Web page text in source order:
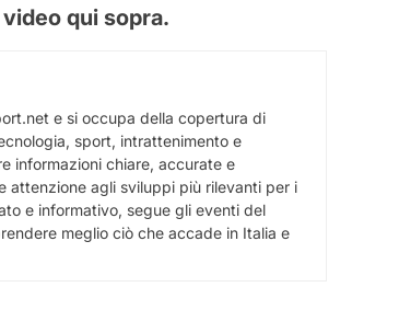
qui sopra.
e si occupa della copertura di
sport, intrattenimento e
informazioni chiare, accurate e
attenzione agli sviluppi più rilevanti per i
e informativo, segue gli eventi del
meglio ciò che accade in Italia e